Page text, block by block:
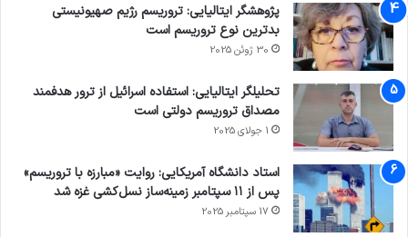
پژوهشگر ایتالیایی: تروریسم رژیم صهیونیستی
بدترین نوع تروریسم است
30 ژوئن 2025
تحلیلگر ایتالیایی: استفاده اسرائیل از ترور هدفمند
مصداق تروریسم دولتی است
1 جولای 2025
استاد دانشگاه آمریکایی: روایت «مبارزه با تروریسم»
پس از ۱۱ سپتامبر زمینه‌ساز نسل‌کشی غزه شد
17 سپتامبر 2025